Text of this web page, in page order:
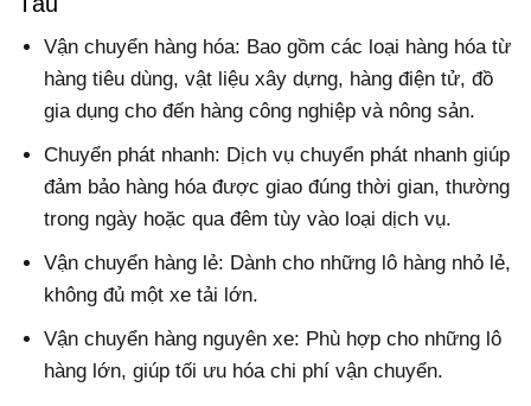
Vận chuyển hàng hóa: Bao gồm các loại hàng hóa từ
hàng tiêu dùng, vật liệu xây dựng, hàng điện tử, đồ
gia dụng cho đến hàng công nghiệp và nông sản.
Chuyển phát nhanh: Dịch vụ chuyển phát nhanh giúp
đảm bảo hàng hóa được giao đúng thời gian, thường
trong ngày hoặc qua đêm tùy vào loại dịch vụ.
Vận chuyển hàng lẻ: Dành cho những lô hàng nhỏ lẻ,
không đủ một xe tải lớn.
Vận chuyển hàng nguyên xe: Phù hợp cho những lô
hàng lớn, giúp tối ưu hóa chi phí vận chuyển.